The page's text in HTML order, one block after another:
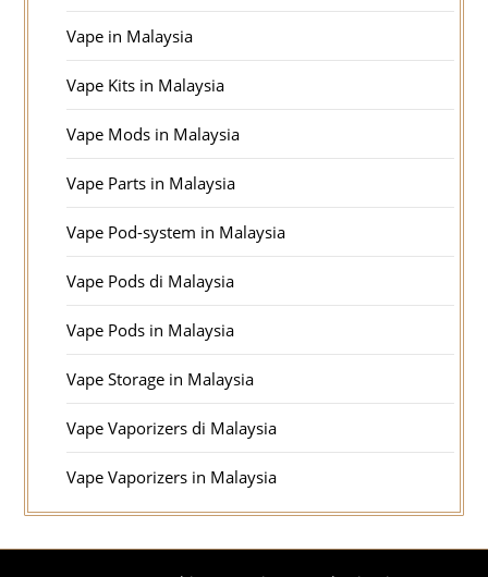
Vape in Malaysia
Vape Kits in Malaysia
Vape Mods in Malaysia
Vape Parts in Malaysia
Vape Pod-system in Malaysia
Vape Pods di Malaysia
Vape Pods in Malaysia
Vape Storage in Malaysia
Vape Vaporizers di Malaysia
Vape Vaporizers in Malaysia